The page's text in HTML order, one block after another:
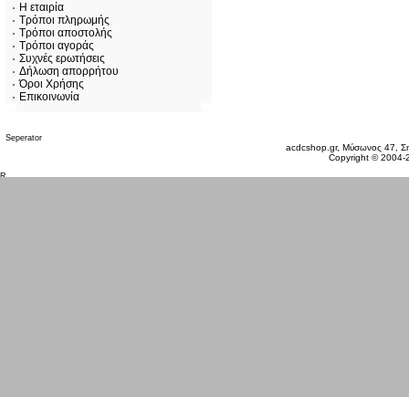
Η εταιρία
Τρόποι πληρωμής
Τρόποι αποστολής
Τρόποι αγοράς
Συχνές ερωτήσεις
Δήλωση απορρήτου
Όροι Χρήσης
Επικοινωνία
acdcshop.gr, Μύσωνος 47,
Copyright ©